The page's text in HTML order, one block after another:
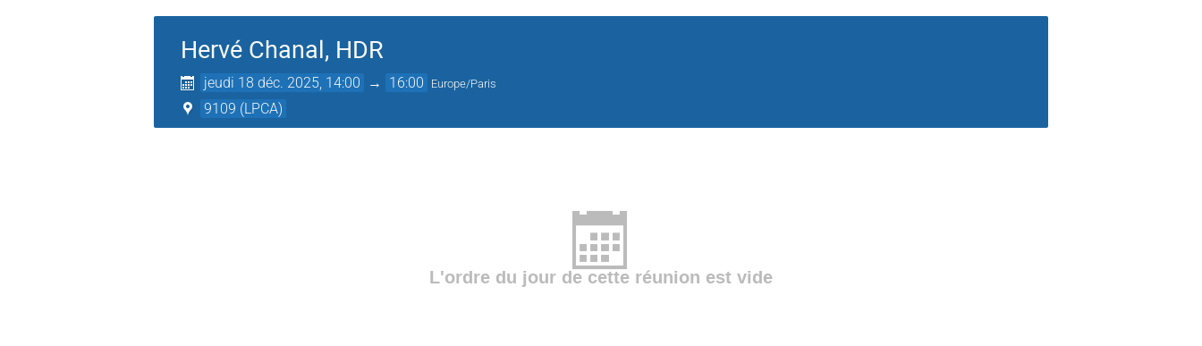
Hervé Chanal, HDR
jeudi 18 déc. 2025, 14:00 → 16:00 Europe/Paris
9109 (LPCA)
L'ordre du jour de cette réunion est vide